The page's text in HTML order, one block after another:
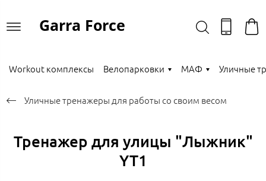
Garra Force
Workout комплексы Велопарковки МАФ Уличные
Уличные тренажеры для работы со своим весом
Тренажер для улицы "Лыжник"
YT1